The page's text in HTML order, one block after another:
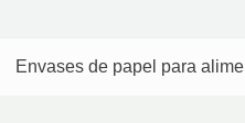
Envases de papel para